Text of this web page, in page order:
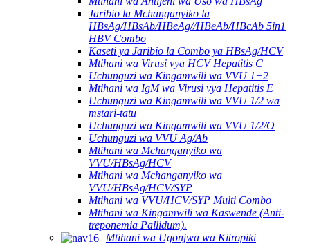
Jaribio la Mchanganyiko la
HBsAg/HBsAb/HBeAg//HBeAb/HBcAb 5in1
HBV Combo
Kaseti ya Jaribio la Combo ya HBsAg/HCV
Mtihani wa Virusi vya HCV Hepatitis C
Uchunguzi wa Kingamwili wa VVU 1+2
Mtihani wa IgM wa Virusi vya Hepatitis E
Uchunguzi wa Kingamwili wa VVU 1/2 wa
mstari-tatu
Uchunguzi wa Kingamwili wa VVU 1/2/O
Uchunguzi wa VVU Ag/Ab
Mtihani wa Mchanganyiko wa
VVU/HBsAg/HCV
Mtihani wa Mchanganyiko wa
VVU/HBsAg/HCV/SYP
Mtihani wa VVU/HCV/SYP Multi Combo
Mtihani wa Kingamwili wa Kaswende (Anti-
treponemia Pallidum).
Mtihani wa Ugonjwa wa Kitropiki